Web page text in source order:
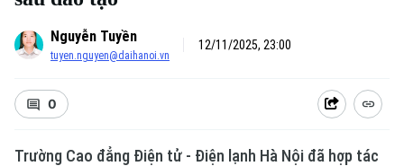
Nguyễn Tuyền
tuyen.nguyen@daihanoi.vn
12/11/2025, 23:00
0
Trường Cao đẳng Điện tử - Điện lạnh Hà Nội đã hợp tác